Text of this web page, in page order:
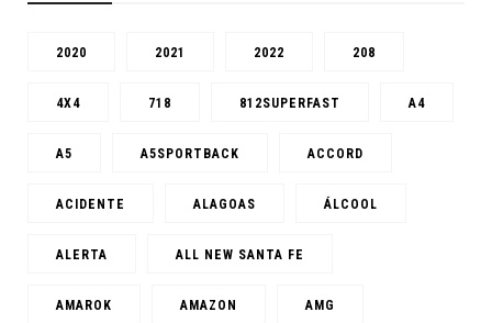
2020 2021 2022 208
4X4 718 812SUPERFAST A4
A5 A5SPORTBACK ACCORD
ACIDENTE ALAGOAS ÁLCOOL
ALERTA ALL NEW SANTA FE
AMAROK AMAZON AMG